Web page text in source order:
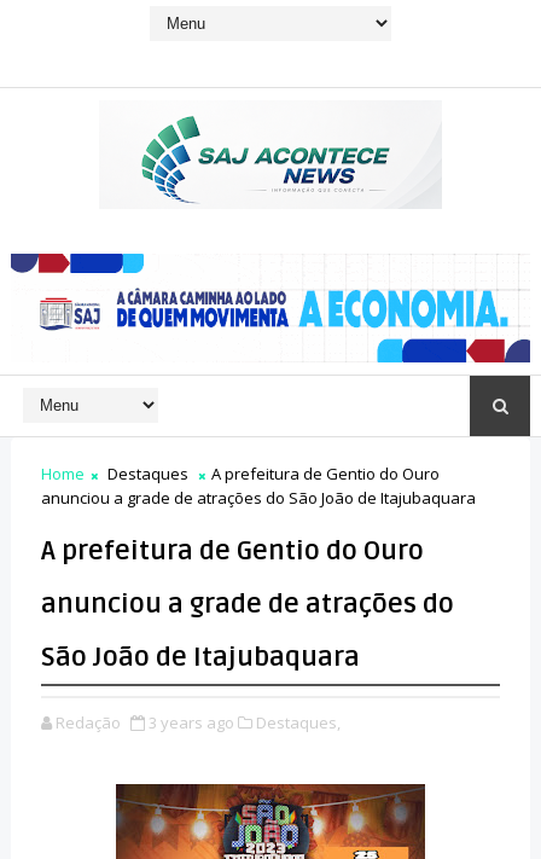
Home Destaques
A prefeitura de Gentio do Ouro
anunciou a grade de atrações do São João de Itajubaquara
A prefeitura de Gentio do Ouro
anunciou a grade de atrações do
São João de Itajubaquara
Redação 3 years ago Destaques,